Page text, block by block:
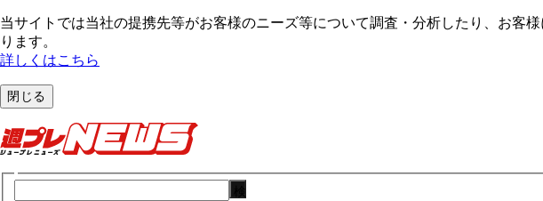
当サイトでは当社の提携先等がお客様のニーズ等について調査・分析したり、お客
ります。
詳しくはこちら
閉じる